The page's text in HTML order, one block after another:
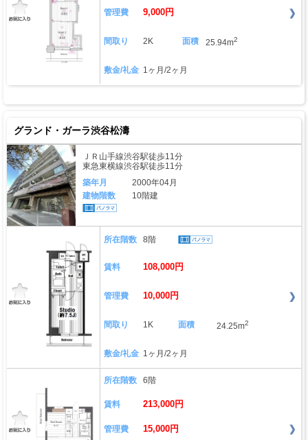
管理費 9,000円
間取り 2K 面積 25.94m2
敷金/礼金 1ヶ月/2ヶ月
グランド・ガーラ渋谷松濤
ＪＲ山手線渋谷駅徒歩11分
東急東横線渋谷駅徒歩11分
築年月
2000年04月
建物階数
10階建
所在階数 8階
賃料 108,000円
管理費 10,000円
間取り 1K 面積 24.25m2
敷金/礼金 1ヶ月/2ヶ月
所在階数 6階
賃料 213,000円
管理費 15,000円